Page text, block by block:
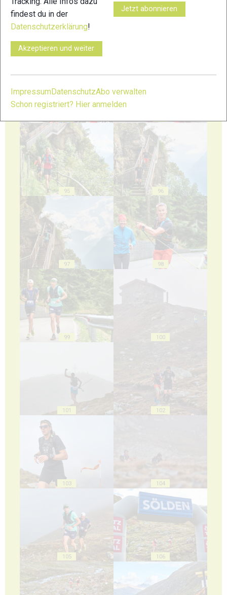
95 96
97 98
99 100
101 102
103 104
105 106
findest du in der
Datenschutzerklärung!
Akzeptieren und weiter
Jetzt abonnieren
Impressum DatenschutzAbo verwalten
Schon registriert? Hier anmelden